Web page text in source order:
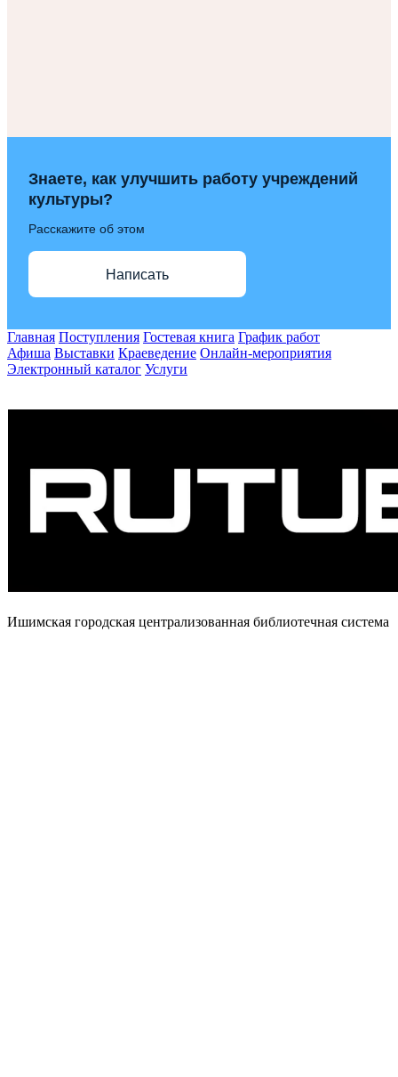
Знаете, как улучшить работу учреждений
культуры?
Расскажите об этом
Написать
Главная Поступления Гостевая книга График работ
Афиша Выставки Краеведение Онлайн-мероприятия
Электронный каталог Услуги
Ишимская городская централизованная библиотечная система